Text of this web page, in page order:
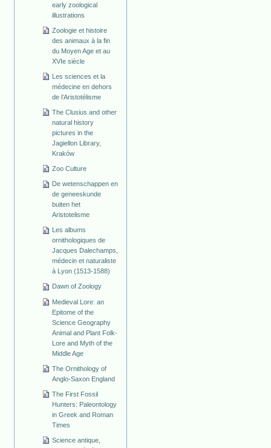
early zoological
illustrations
Zoologie et histoire
des animaux à la fin
du Moyen Age et au
XVIe siècle
Les sciences et la
médecine en dehors
de l’Aristotélisme
The Clusius and other
natural history
pictures in the
Jagiellon Library,
Kraków
Zoo Culture
De wetenschappen en
de geneeskunde
buiten het
Aristotelisme
Les albums
ornithologiques de
Jacques Dalechamps,
médecin et naturaliste
à Lyon (1513-1588)
Dawn of Zoology
Medieval Lore: an
Epitome of the
Science Geography
Animal and Plant Folk-
Lore and Myth of the
Middle Age
The Ornithology of
Anglo-Saxon England
The First Fossil
Hunters: Paleontology
in Greek and Roman
Times
Science antique,